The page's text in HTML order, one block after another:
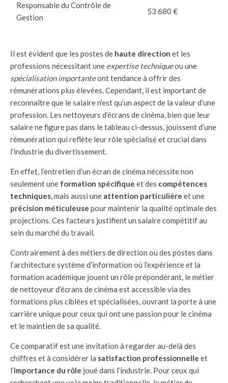
Responsable du Contrôle de
Gestion
53 680 €
Il est évident que les postes de haute direction et les
professions nécessitant une expertise techniqueou une
spécialisation importanteont tendance à offrir des
rémunérations plus élevées. Cependant, il est important de
reconnaître que le salaire n’est qu’un aspect de la valeur d’une
profession. Les nettoyeurs d’écrans de cinéma, bien que leur
salaire ne figure pas dans le tableau ci-dessus, jouissent d’une
rémunération qui reflète leur rôle spécialisé et crucial dans
l’industrie du divertissement.
En effet, l’entretien d’un écran de cinéma nécessite non
seulement une formation spécifique et des compétences
techniques, mais aussi une attention particulière et une
précision méticuleuse pour maintenir la qualité optimale des
projections. Ces facteurs justifient un salaire compétitif au
sein du marché du travail.
Contrairement à des métiers de direction ou des postes dans
l’architecture système d’information où l’expérience et la
formation académique jouent un rôle prépondérant, le métier
de nettoyeur d’écrans de cinéma est accessible via des
formations plus ciblées et spécialisées, ouvrant la porte à une
carrière unique pour ceux qui ont une passion pour le cinéma
et le maintien de sa qualité.
Ce comparatif est une invitation à regarder au-delà des
chiffres et à considérer la satisfaction professionnelle et
l’importance du rôle joué dans l’industrie. Pour ceux qui